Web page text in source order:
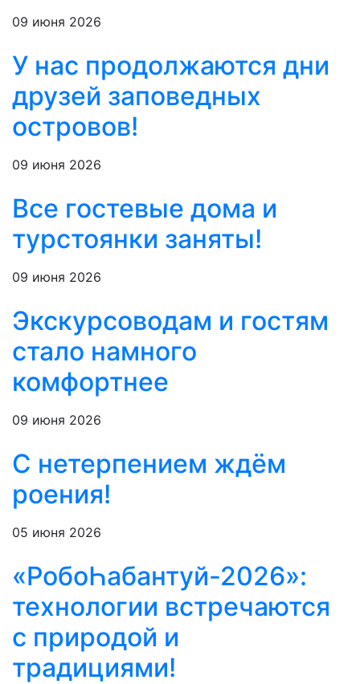
09 июня 2026
У нас продолжаются дни
друзей заповедных
островов!
09 июня 2026
Все гостевые дома и
турстоянки заняты!
09 июня 2026
Экскурсоводам и гостям
стало намного
комфортнее
09 июня 2026
С нетерпением ждём
роения!
05 июня 2026
«РобоҺабантуй-2026»:
технологии встречаются
с природой и
традициями!